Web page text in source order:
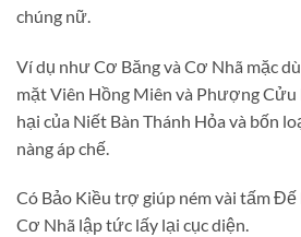
chúng nữ.
Ví dụ như Cơ Băng và Cơ Nhã mặc
mặt Viên Hồng Miên và Phượng
hại của Niết Bàn Thánh Hỏa và bốn
nàng áp chế.
Có Bảo Kiều trợ giúp ném vài tấm Đế
Cơ Nhã lập tức lấy lại cục diện.